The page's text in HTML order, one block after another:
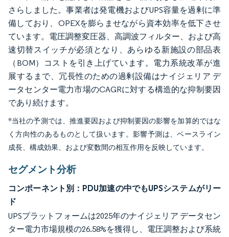
さらしました。事業者は発電機およびUPS容量を過剰に準
備しており、OPEXを膨らませながら資本効率を低下させ
ています。電圧調整変圧器、高調波フィルター、および高
速切替スイッチが必須となり、あらゆる新施設の部品表
（BOM）コストを引き上げています。電力系統改革が進
展するまで、冗長性のための過剰設備はナイジェリア デ
ータセンター電力市場のCAGRに対する構造的な抑制要因
であり続けます。
*当社の予測では、推進要因および抑制要因の影響を加算的ではな
く方向性のあるものとして扱います。影響予測は、ベースライン
成長、構成効果、および変数間の相互作用を反映しています。
セグメント分析
コンポーネント別：PDU加速の中でもUPSシステムがリー
ド
UPSプラットフォームは2025年のナイジェリア データセン
ター電力市場規模の26.58%を獲得し、電圧調整および系統